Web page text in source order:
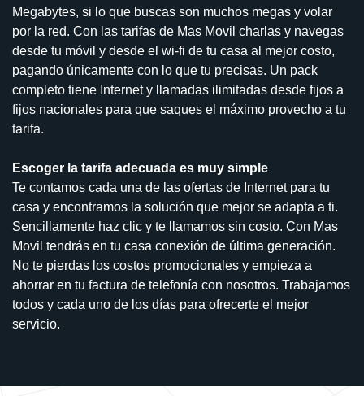
Megabytes, si lo que buscas son muchos megas y volar
por la red. Con las tarifas de Mas Movil charlas y navegas
desde tu móvil y desde el wi-fi de tu casa al mejor costo,
pagando únicamente con lo que tu precisas. Un pack
completo tiene Internet y llamadas ilimitadas desde fijos a
fijos nacionales para que saques el máximo provecho a tu
tarifa.
Escoger la tarifa adecuada es muy simple
Te contamos cada una de las ofertas de Internet para tu
casa y encontramos la solución que mejor se adapta a ti.
Sencillamente haz clic y te llamamos sin costo. Con Mas
Movil tendrás en tu casa conexión de última generación.
No te pierdas los costos promocionales y empieza a
ahorrar en tu factura de telefonía con nosotros. Trabajamos
todos y cada uno de los días para ofrecerte el mejor
servicio.